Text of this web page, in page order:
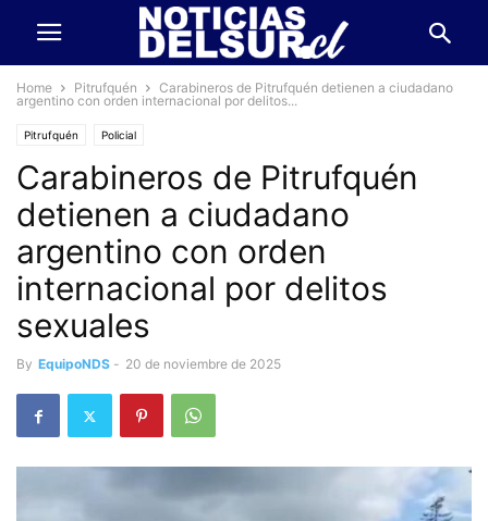
Home Pitrufquén
Carabineros de Pitrufquén detienen a ciudadano
argentino con orden internacional por delitos...
Pitrufquén Policial
Carabineros de Pitrufquén
detienen a ciudadano
argentino con orden
internacional por delitos
sexuales
By EquipoNDS - 20 de noviembre de 2025